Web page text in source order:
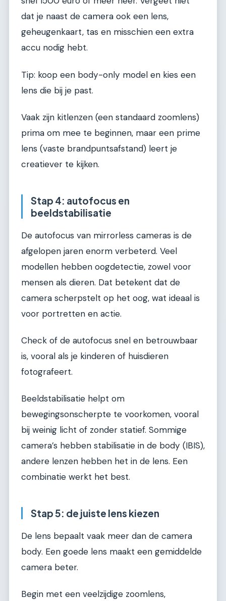
dat je naast de camera ook een lens,
geheugenkaart, tas en misschien een extra
accu nodig hebt.
Tip: koop een body-only model en kies een
lens die bij je past.
Vaak zijn kitlenzen (een standaard zoomlens)
prima om mee te beginnen, maar een prime
lens (vaste brandpuntsafstand) leert je
creatiever te kijken.
Stap 4: autofocus en
beeldstabilisatie
De autofocus van mirrorless cameras is de
afgelopen jaren enorm verbeterd. Veel
modellen hebben oogdetectie, zowel voor
mensen als dieren. Dat betekent dat de
camera scherpstelt op het oog, wat ideaal is
voor portretten en actie.
Check of de autofocus snel en betrouwbaar
is, vooral als je kinderen of huisdieren
fotografeert.
Beeldstabilisatie helpt om
bewegingsonscherpte te voorkomen, vooral
bij weinig licht of zonder statief. Sommige
camera’s hebben stabilisatie in de body (IBIS),
andere lenzen hebben het in de lens. Een
combinatie werkt het best.
Stap 5: de juiste lens kiezen
De lens bepaalt vaak meer dan de camera
body. Een goede lens maakt een gemiddelde
camera beter.
Begin met een veelzijdige zoomlens,